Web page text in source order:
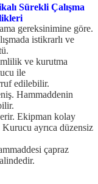
Sürekli Çalışma
gereksinimine göre.
istikrarlı ve
ve kurutma
ile
edilebilir.
Hammaddenin
Ekipman kolay
ayrıca düzensiz
çapraz